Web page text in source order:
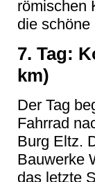
römischen
die
7. Tag:
km)
Der Tag
Fahrrad
Burg Eltz.
Bauwerke
das letzte